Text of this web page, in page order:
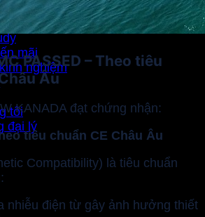
ty
mãi
nghiệm
tôi
đại lý
PASSED – Theo tiêu
Âu
KANADA đạt chứng nhận:
tiêu chuẩn CE Châu Âu
Compatibility) là tiêu chuẩn
nhiễu điện từ gây ảnh hưởng thiết